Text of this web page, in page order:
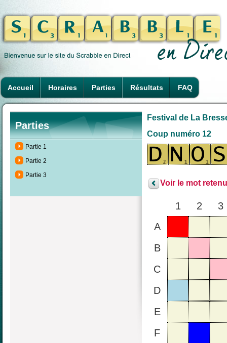
Accueil Horaires Parties Résultats FAQ
Parties
Partie 1
Partie 2
Partie 3
Festival de La
Coup numéro 12
Voir le mot
1 2
3
A
B
C
D
E
F